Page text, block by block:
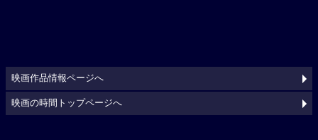
映画作品情報ページへ
映画の時間トップページへ